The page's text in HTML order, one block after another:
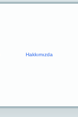
Hakkımızda